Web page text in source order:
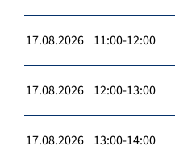
17.08.2026 11:00-12:00
17.08.2026 12:00-13:00
17.08.2026 13:00-14:00